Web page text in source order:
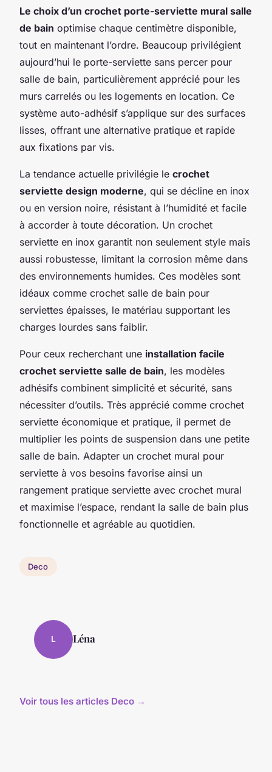
Le choix d’un crochet porte-serviette mural salle
de bain optimise chaque centimètre disponible,
tout en maintenant l’ordre. Beaucoup privilégient
aujourd’hui le porte-serviette sans percer pour
salle de bain, particulièrement apprécié pour les
murs carrelés ou les logements en location. Ce
système auto-adhésif s’applique sur des surfaces
lisses, offrant une alternative pratique et rapide
aux fixations par vis.
La tendance actuelle privilégie le crochet
serviette design moderne, qui se décline en inox
ou en version noire, résistant à l’humidité et facile
à accorder à toute décoration. Un crochet
serviette en inox garantit non seulement style mais
aussi robustesse, limitant la corrosion même dans
des environnements humides. Ces modèles sont
idéaux comme crochet salle de bain pour
serviettes épaisses, le matériau supportant les
charges lourdes sans faiblir.
Pour ceux recherchant une installation facile
crochet serviette salle de bain, les modèles
adhésifs combinent simplicité et sécurité, sans
nécessiter d’outils. Très apprécié comme crochet
serviette économique et pratique, il permet de
multiplier les points de suspension dans une petite
salle de bain. Adapter un crochet mural pour
serviette à vos besoins favorise ainsi un
rangement pratique serviette avec crochet mural
et maximise l’espace, rendant la salle de bain plus
fonctionnelle et agréable au quotidien.
Deco
L Léna
Voir tous les articles Deco →